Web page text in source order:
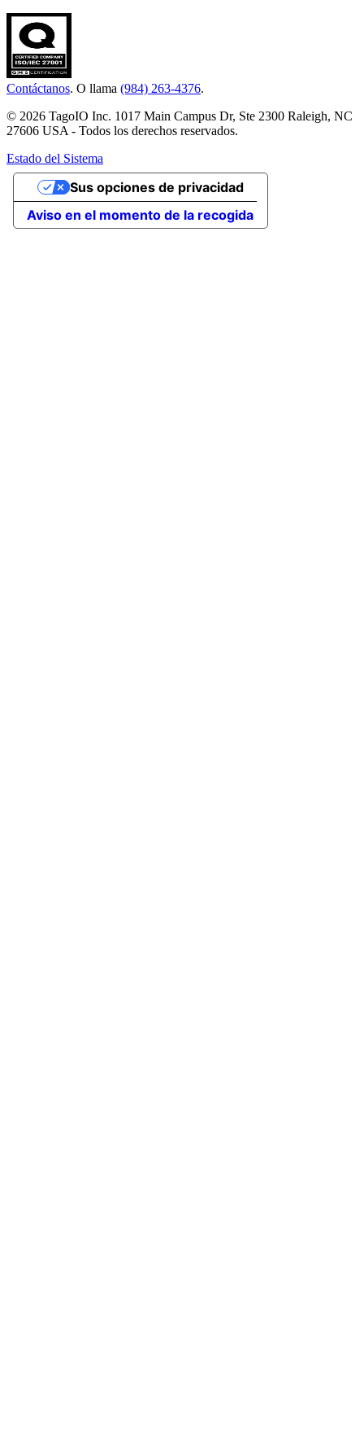
Contáctanos. O llama (984) 263-4376.
© 2026 TagoIO Inc. 1017 Main Campus Dr, Ste 2300 Raleigh, NC
27606 USA - Todos los derechos reservados.
Estado del Sistema
Aviso en el momento de la recogida
Sus opciones de privacidad